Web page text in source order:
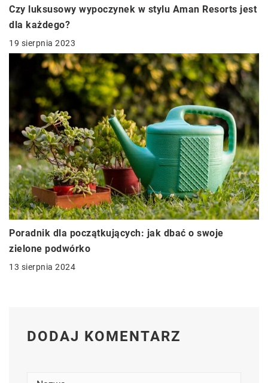
Czy luksusowy wypoczynek w stylu Aman Resorts jest
dla każdego?
19 sierpnia 2023
Poradnik dla początkujących: jak dbać o swoje
zielone podwórko
13 sierpnia 2024
DODAJ KOMENTARZ